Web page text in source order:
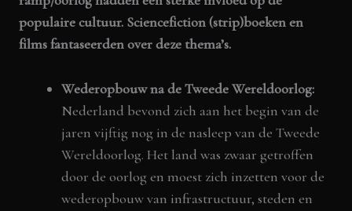
populaire cultuur. Sciencefiction (strip)boeken en
films fantaseerden over deze thema’s.
Wederopbouw na de Tweede Wereldoorlog:
Nederland bevond zich aan het begin van de
jaren vijftig nog in de nasleep van de Tweede
Wereldoorlog. Het land was zwaar getroffen
door de oorlog en moest zich inzetten voor de
wederopbouw van infrastructuur, steden en